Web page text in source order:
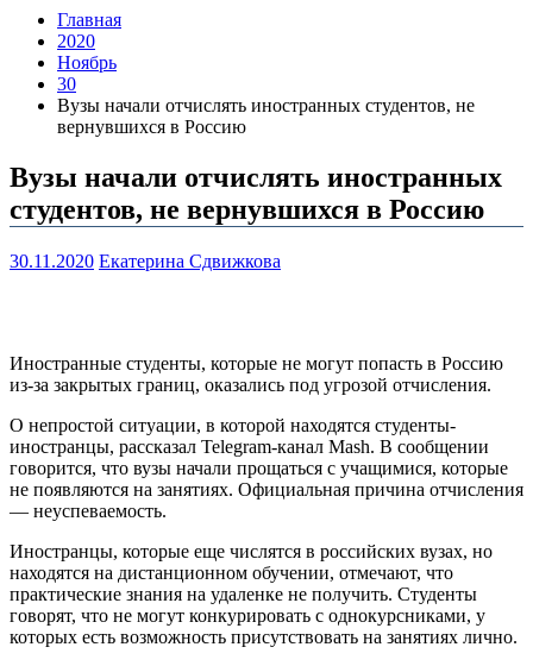
Главная
2020
Ноябрь
30
Вузы начали отчислять иностранных студентов, не
вернувшихся в Россию
Вузы начали отчислять иностранных
студентов, не вернувшихся в Россию
30.11.2020 Екатерина Сдвижкова
Иностранные студенты, которые не могут попасть в Россию
из-за закрытых границ, оказались под угрозой отчисления.
О непростой ситуации, в которой находятся студенты-
иностранцы, рассказал Telegram-канал Mash. В сообщении
говорится, что вузы начали прощаться с учащимися, которые
не появляются на занятиях. Официальная причина отчисления
— неуспеваемость.
Иностранцы, которые еще числятся в российских вузах, но
находятся на дистанционном обучении, отмечают, что
практические знания на удаленке не получить. Студенты
говорят, что не могут конкурировать с однокурсниками, у
которых есть возможность присутствовать на занятиях лично.